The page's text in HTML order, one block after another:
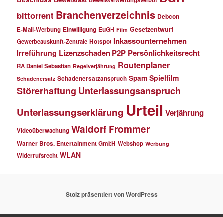
bittorrent Branchenverzeichnis Debcon
E-Mail-Werbung Einwilligung EuGH Film Gesetzentwurf
Gewerbeauskunft-Zentrale Hotspot Inkassounternehmen
Irreführung Lizenzschaden P2P Persönlichkeitsrecht
RA Daniel Sebastian Regelverjährung Routenplaner
Schadenersatz Schadenersatzanspruch Spam Spielfilm
Störerhaftung Unterlassungsanspruch
Unterlassungserklärung Urteil Verjährung
Videoüberwachung Waldorf Frommer
Warner Bros. Entertainment GmbH Webshop Werbung
Widerrufsrecht WLAN
Stolz präsentiert von WordPress